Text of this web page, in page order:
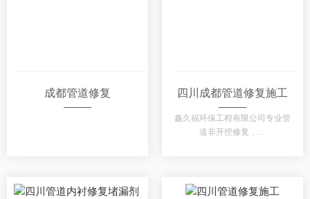
成都管道修复 四川成都管道修复施工
鑫久福环保工程有限公司专业管
道非开挖修复，…